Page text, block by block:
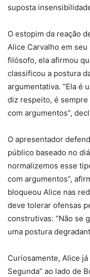
suposta
O estopim da reação
Alice Carvalho em
filósofo, ela afirmou
classificou a postura
argumentativa. “Ela é
diz respeito, é
com argumentos”,
O apresentador
público baseado no
normalizemos esse
com argumentos”,
bloqueou Alice nas
deve tolerar ofensas
construtivas: “Não se
uma postura
Curiosamente, Alice
Segunda” ao lado de